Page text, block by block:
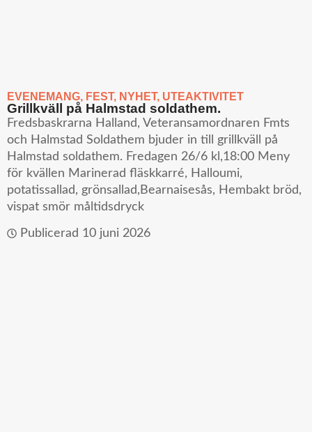
EVENEMANG, FEST, NYHET, UTEAKTIVITET
Grillkväll på Halmstad soldathem.
Fredsbaskrarna Halland, Veteransamordnaren Fmts
och Halmstad Soldathem bjuder in till grillkväll på
Halmstad soldathem. Fredagen 26/6 kl,18:00 Meny
för kvällen Marinerad fläskkarré, Halloumi,
potatissallad, grönsallad,Bearnaisesås, Hembakt bröd,
vispat smör måltidsdryck
Publicerad 10 juni 2026